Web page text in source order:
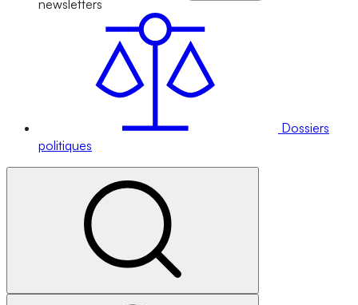
newsletters
Dossiers
politiques